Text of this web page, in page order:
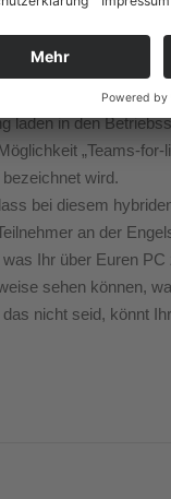
Produkt und
haben.
als über
von
laden in den
„Teams-for-
wird.
bei diesem
an der
Ihr über Euren
sehen können,
nicht seid, könnt